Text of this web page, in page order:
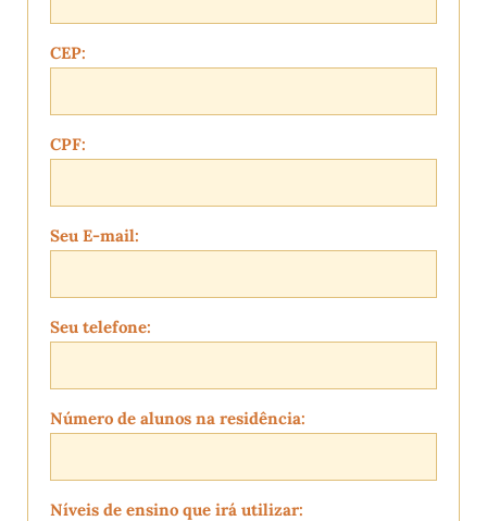
CEP:
CPF:
Seu E-mail:
Seu telefone:
Número de alunos na residência:
Níveis de ensino que irá utilizar: